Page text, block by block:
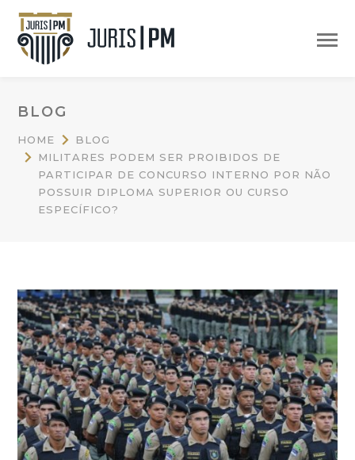
BLOG
HOME
BLOG
MILITARES PODEM SER PROIBIDOS DE
PARTICIPAR DE CONCURSO INTERNO POR NÃO
POSSUIR DIPLOMA SUPERIOR OU CURSO
ESPECÍFICO?